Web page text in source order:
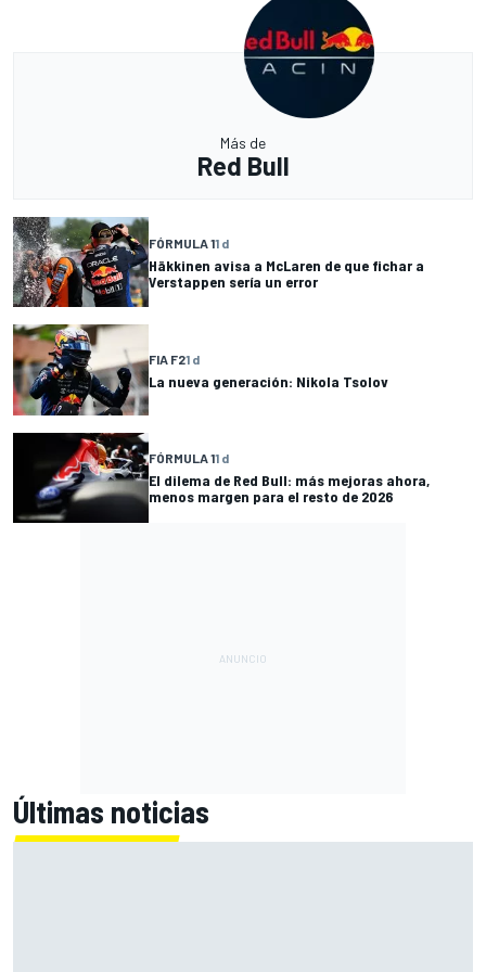
Más de
Red Bull
FÓRMULA 11 d
Häkkinen avisa a McLaren de que fichar a
Verstappen sería un error
FIA F21 d
La nueva generación: Nikola Tsolov
FÓRMULA 11 d
El dilema de Red Bull: más mejoras ahora,
menos margen para el resto de 2026
Últimas noticias